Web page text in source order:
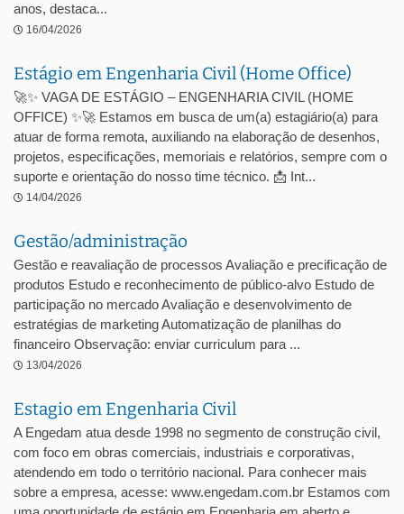
anos, destaca...
16/04/2026
Estágio em Engenharia Civil (Home Office)
🚀✨ VAGA DE ESTÁGIO – ENGENHARIA CIVIL (HOME
OFFICE) ✨🚀 Estamos em busca de um(a) estagiário(a) para
atuar de forma remota, auxiliando na elaboração de desenhos,
projetos, especificações, memoriais e relatórios, sempre com o
suporte e orientação do nosso time técnico. 📩 Int...
14/04/2026
Gestão/administração
Gestão e reavaliação de processos Avaliação e precificação de
produtos Estudo e reconhecimento de público-alvo Estudo de
participação no mercado Avaliação e desenvolvimento de
estratégias de marketing Automatização de planilhas do
financeiro Observação: enviar curriculum para ...
13/04/2026
Estagio em Engenharia Civil
A Engedam atua desde 1998 no segmento de construção civil,
com foco em obras comerciais, industriais e corporativas,
atendendo em todo o território nacional. Para conhecer mais
sobre a empresa, acesse: www.engedam.com.br Estamos com